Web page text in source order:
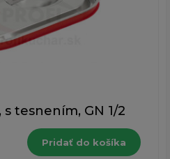
s tesnením, GN 1/2
Pridať do košíka